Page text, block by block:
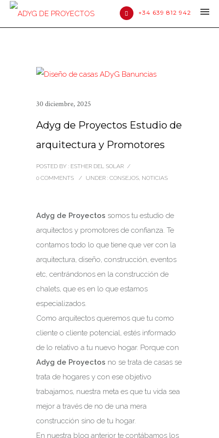
+34 639 812 942
30 diciembre, 2025
Adyg de Proyectos Estudio de
arquitectura y Promotores
POSTED BY : ESTHER DEL SOLAR /
0 COMMENTS
/ UNDER : CONSEJOS, NOTICIAS
Adyg de Proyectos somos tu estudio de
arquitectos y promotores de confianza. Te
contamos todo lo que tiene que ver con la
arquitectura, diseño, construcción, eventos
etc, centrándonos en la construcción de
chalets, que es en lo que estamos
especializados.
Como arquitectos queremos que tu como
cliente o cliente potencial, estés informado
de lo relativo a tu nuevo hogar. Porque con
Adyg de Proyectos no se trata de casas se
trata de hogares y con ese objetivo
trabajamos, nuestra meta es que tu vida sea
mejor a través de no de una mera
construcción sino de tu hogar.
En nuestra blog anterior te contábamos los